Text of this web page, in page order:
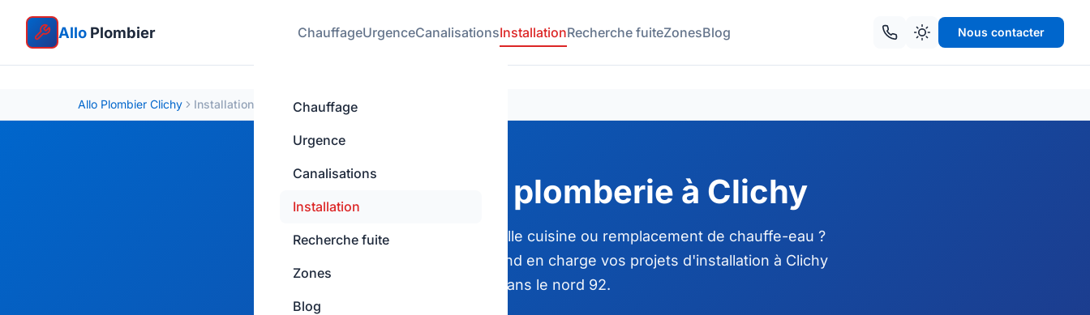
Allo Plombier ChauffageUrgenceCanalisationsInstallationRecherche fuiteZonesBlog Nous contacter
Chauffage
Urgence
Canalisations
Installation
Recherche fuite
Zones
Blog
Allo Plombier Clichy Installation plomberie
Installation de plomberie à Clichy
Rénovation de salle de bain, nouvelle cuisine ou remplacement de chauffe-eau ?
prend en charge vos projets d'installation à Clichy
et dans le nord 92.